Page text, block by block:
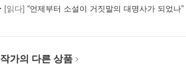
[읽다] “언제부터 소설이 거짓말의 대명사가 되었나
작가의 다른 상품